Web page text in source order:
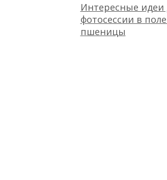
Интересные идеи
фотосессии в
пшеницы